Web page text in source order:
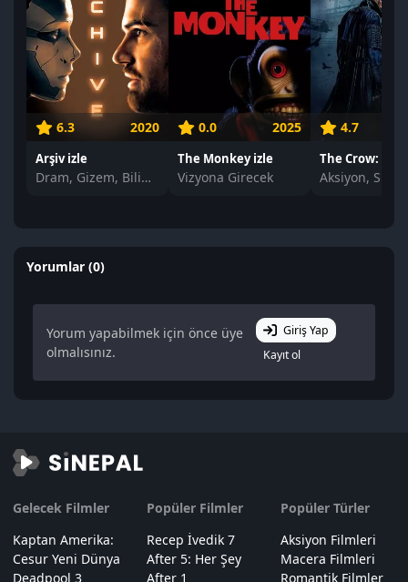
6.3 2020
Arşiv izle
Dram, Gizem, Bilim Kurgu
0.0 2025
The Monkey izle
Vizyona Girecek
4.7
Yorumlar (0)
Yorum yapabilmek için önce üye
olmalısınız.
Giriş Yap
Kayıt ol
Gelecek Filmler
Kaptan Amerika:
Cesur Yeni Dünya
Deadpool 3
Popüler Filmler
Recep İvedik 7
After 5: Her Şey
After 1
Popüler Türler
Aksiyon Filmleri
Macera Filmleri
Romantik Filmler